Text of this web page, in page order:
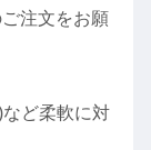
注文をお願
ど柔軟に対